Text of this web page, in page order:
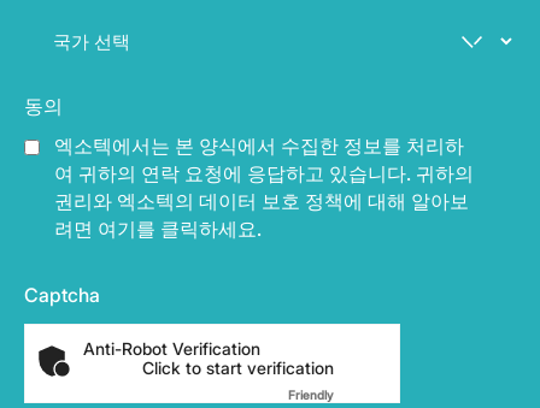
동의
엑소텍에서는 본 양식에서 수집한 정보를 처리하
여 귀하의 연락 요청에 응답하고 있습니다. 귀하의
권리와 엑소텍의 데이터 보호 정책에 대해 알아보
려면 여기를 클릭하세요.
Captcha
Anti-Robot Verification
Click to start verification
FriendlyCaptcha ⇗